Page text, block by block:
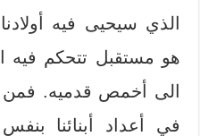
الذي سيحيى فيه
هو مستقبل تتحكم فيه
الى أخمص قدميه. فمن
في أعداد أبنائنا